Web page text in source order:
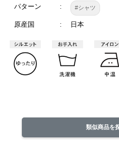
パターン
#シャツ
原産国 日本
類似商品を